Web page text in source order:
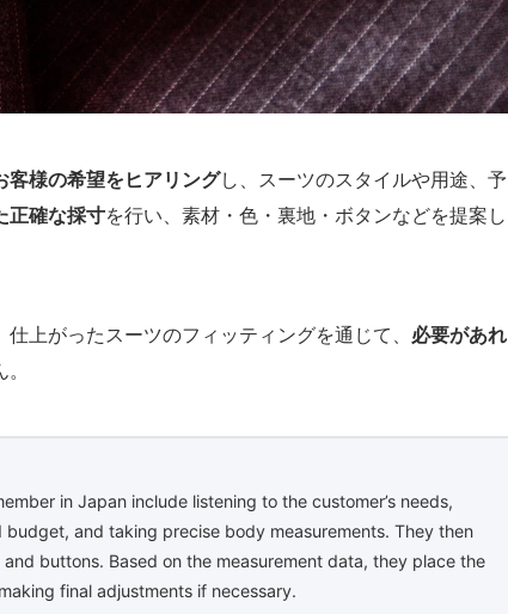
客様の希望をヒアリングし、スーツのスタイルや用途、予
正確な採寸を行い、素材・色・裏地・ボタンなどを提案し
上がったスーツのフィッティングを通じて、 必要があれ
in Japan include listening to the customer’s needs,
budget, and taking precise body measurements. They then
buttons. Based on the measurement data, they place the
final adjustments if necessary.